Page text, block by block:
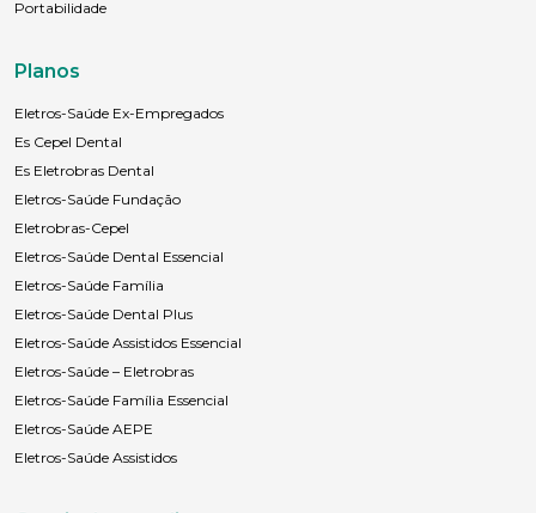
Portabilidade
Planos
Eletros-Saúde Ex-Empregados
Es Cepel Dental
Es Eletrobras Dental
Eletros-Saúde Fundação
Eletrobras-Cepel
Eletros-Saúde Dental Essencial
Eletros-Saúde Família
Eletros-Saúde Dental Plus
Eletros-Saúde Assistidos Essencial
Eletros-Saúde – Eletrobras
Eletros-Saúde Família Essencial
Eletros-Saúde AEPE
Eletros-Saúde Assistidos